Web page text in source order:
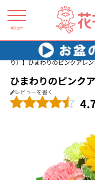
メニュー
花キューピット 7月の誕生
り）】ひまわりのピンクアレ
ひまわりのピンク
レビューを書く